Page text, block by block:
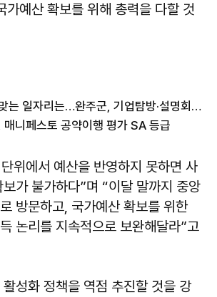
가예산 확보를 위해 총력을 다할 것
결혼이주여성에 맞는 일자리는…완주군, 기업탐방·설명회 개최
니페스토 공약이행 평가 SA 등급
위에서 예산을 반영하지 못하면 사
가 불가하다”며 “이달 말까지 중앙
방문하고, 국가예산 확보를 위한
논리를 지속적으로 보완해달라”고
성화 정책을 역점 추진할 것을 강